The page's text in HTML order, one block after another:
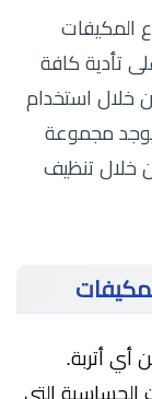
المكيفات
تأدية كافة
خلال استخدام
مجموعة
خلال تنظيف
أتربة.
الحساسية التي